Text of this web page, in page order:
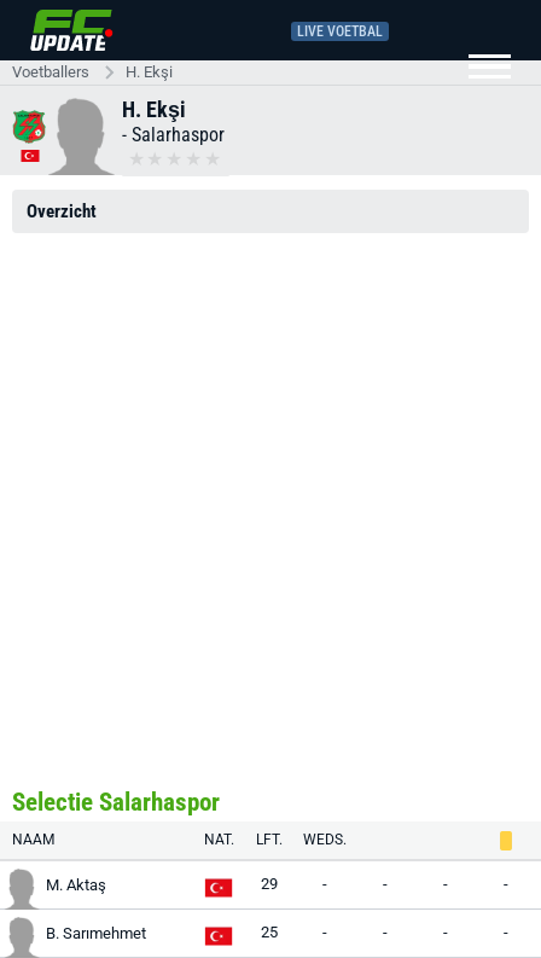
LIVE VOETBAL
Voetballers H. Ekşi
H. Ekşi
- Salarhaspor
Overzicht
Selectie Salarhaspor
NAAM NAT. LFT. WEDS.
M. Aktaş 29 - - - -
B. Sarımehmet 25 - - - -